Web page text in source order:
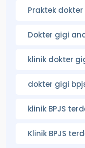
Praktek
Dokter gigi
klinik dokter
dokter gigi
klinik BPJS
Klinik BPJS